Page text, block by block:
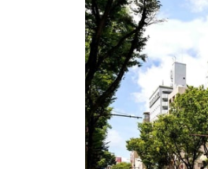
_
s
e
a
r
c
h